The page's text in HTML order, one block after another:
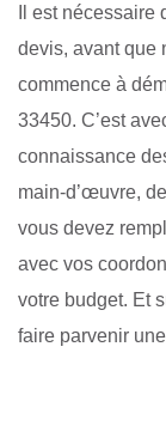
Il est
devis, avant que
commence à
33450. C’est
connaissance
main-d’œuvre,
vous devez
avec vos
votre budget. Et
faire parvenir